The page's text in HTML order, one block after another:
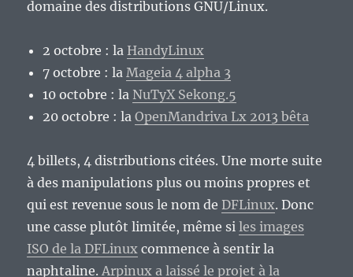
domaine des distributions GNU/Linux.
2 octobre : la HandyLinux
7 octobre : laMageia 4 alpha 3
10 octobre : la NuTyX Sekong.5
20 octobre : laOpenMandriva Lx 2013 bêta
4 billets, 4 distributions citées. Une morte suite
à des manipulations plus ou moins propres et
qui est revenue sous le nom deDFLinux. Donc
une casse plutôt limitée, même siles images
ISO de la DFLinux commence à sentir la
naphtaline.Arpinux a laissé le projet à la